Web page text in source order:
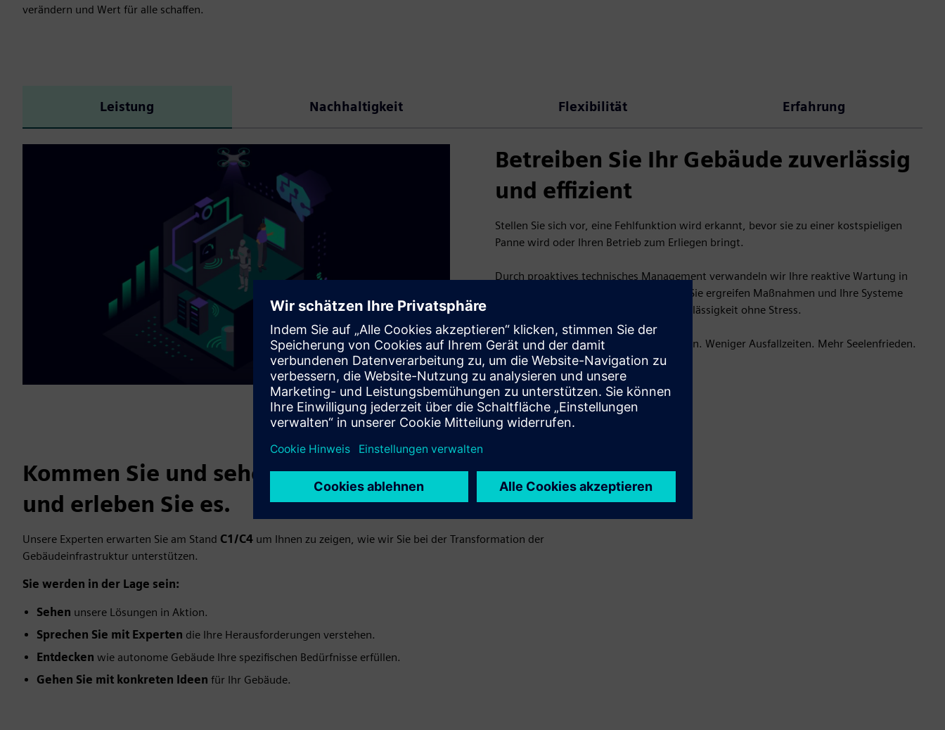
verändern und Wert für alle schaffen.
Leistung Nachhaltigkeit Flexibilität Erfahrung
Betreiben Sie Ihr Gebäude zuverlässig
und effizient
Stellen Sie sich vor, eine Fehlfunktion wird erkannt, bevor sie zu einer kostspieligen
Panne wird oder Ihren Betrieb zum Erliegen bringt.
Durch proaktives technisches Management verwandeln wir Ihre reaktive Wartung in
prädiktive Wartung. Daten warnen Sie, Sie ergreifen Maßnahmen und Ihre Systeme
laufen ohne Unterbrechung. Es ist Zuverlässigkeit ohne Stress.
Das Ergebnis? Weniger Überraschungen. Weniger Ausfallzeiten. Mehr Seelenfrieden.
Kommen Sie und sehen Sie es sich an. Kommen Sie
und erleben Sie es.
Unsere Experten erwarten Sie am Stand C1/C4 um Ihnen zu zeigen, wie wir Sie bei der Transformation der
Gebäudeinfrastruktur unterstützen.
Sie werden in der Lage sein:
Sehen unsere Lösungen in Aktion.
Sprechen Sie mit Experten die Ihre Herausforderungen verstehen.
Entdecken wie autonome Gebäude Ihre spezifischen Bedürfnisse erfüllen.
Gehen Sie mit konkreten Ideen für Ihr Gebäude.